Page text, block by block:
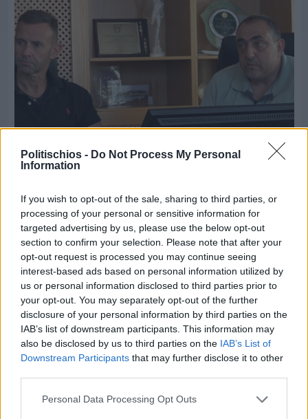
Politischios - Do Not Process My Personal
Information
If you wish to opt-out of the sale, sharing to third parties, or
processing of your personal or sensitive information for
targeted advertising by us, please use the below opt-out
section to confirm your selection. Please note that after your
opt-out request is processed you may continue seeing
interest-based ads based on personal information utilized by
us or personal information disclosed to third parties prior to
your opt-out. You may separately opt-out of the further
disclosure of your personal information by third parties on the
IAB’s list of downstream participants. This information may
also be disclosed by us to third parties on the IAB’s List of
Downstream Participants that may further disclose it to other
Personal Data Processing Opt Outs
Διακοπές ρεύματος: Συνασπισμό των
επιχειρήσεων προτείνει το Επιμελητήριο